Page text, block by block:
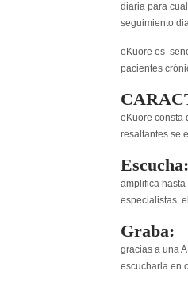
diaria para
seguimiento
eKuore es
pacientes
eKuore consta
resaltantes se
Escucha:
amplifica
especialistas
Graba:
gracias a una
escucharla en